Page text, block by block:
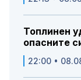
Топлинен
опасните
22:00 •